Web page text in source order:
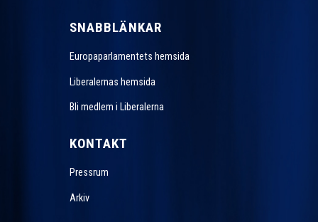
SNABBLÄNKAR
Europaparlamentets hemsida
Liberalernas hemsida
Bli medlem i Liberalerna
KONTAKT
Pressrum
Arkiv